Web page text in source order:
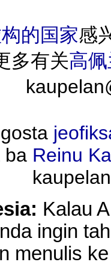
的国家感
多有关高佩
ba Reinu
Kalau
ingin
menulis